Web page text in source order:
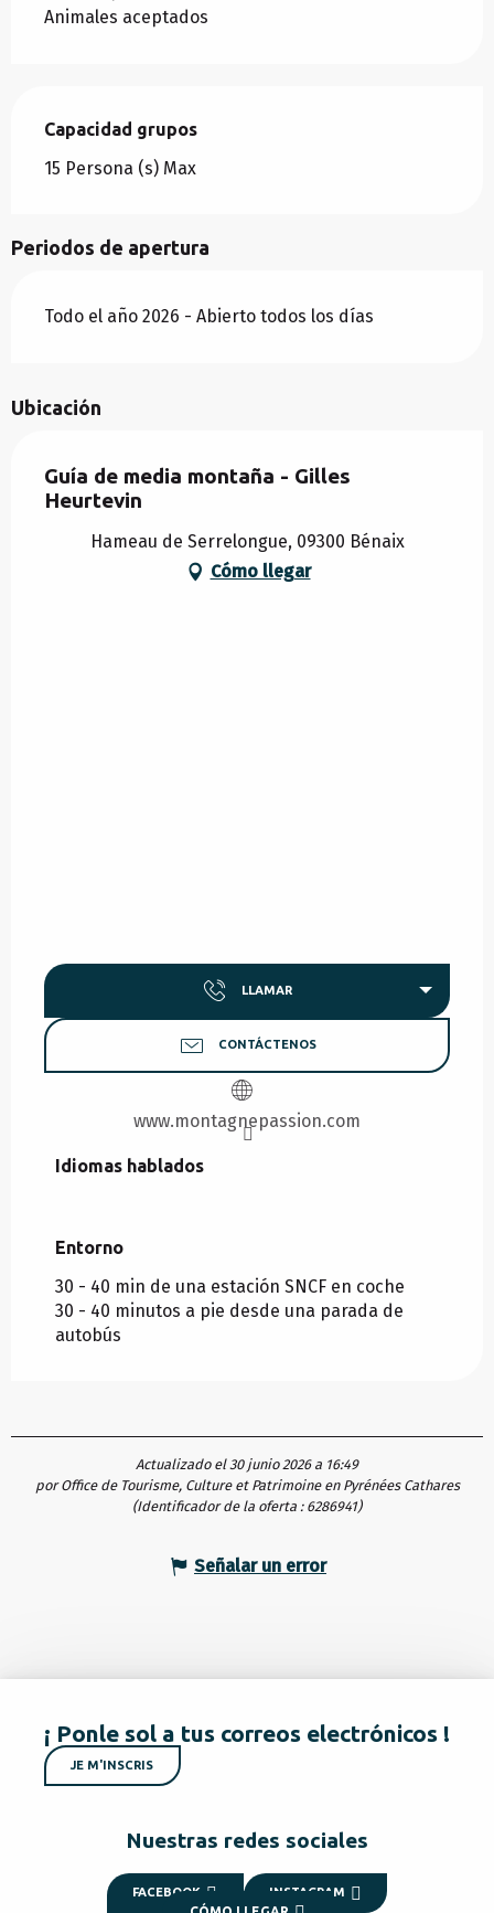
Animales aceptados
Capacidad grupos
Capacidad grupos
15 Persona (s) Max
Periodos de apertura
Todo el año 2026 - Abierto todos los días
Ubicación
Guía de media montaña - Gilles
Heurtevin
Hameau de Serrelongue, 09300 Bénaix
Cómo llegar
LLAMAR
CONTÁCTENOS
www.montagnepassion.com
Idiomas hablados
Idiomas hablados
Entorno
Entorno
30 - 40 min de una estación SNCF en coche
30 - 40 minutos a pie desde una parada de
autobús
Actualizado el 30 junio 2026 a 16:49
por Office de Tourisme, Culture et Patrimoine en Pyrénées Cathares
(Identificador de la oferta : 6286941)
Señalar un error
¡ Ponle sol a tus correos electrónicos !
JE M'INSCRIS
Nuestras redes sociales
FACEBOOK INSTAGRAM